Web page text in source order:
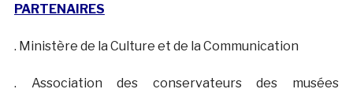
PARTENAIRES
. Ministère de la Culture et de la Communication
. Association des conservateurs des musées